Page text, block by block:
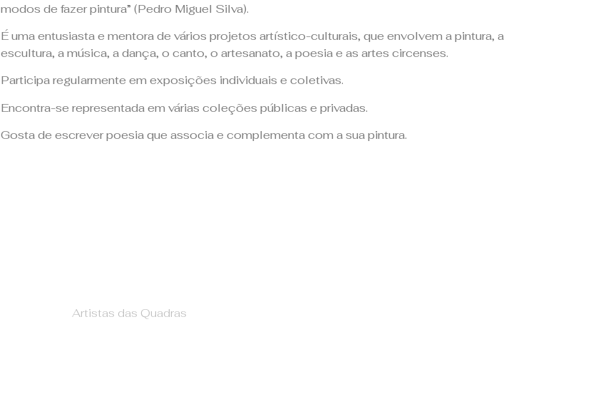
modos de fazer pintura” (Pedro Miguel Silva).
É uma entusiasta e mentora de vários projetos artístico-culturais, que envolvem a pintura, a
escultura, a música, a dança, o canto, o artesanato, a poesia e as artes circenses.
Participa regularmente em exposições individuais e coletivas.
Encontra-se representada em várias coleções públicas e privadas.
Gosta de escrever poesia que associa e complementa com a sua pintura.
Artistas das Quadras